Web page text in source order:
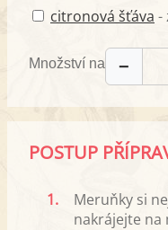
citronová šťáva -
Množství na −
POSTUP
1.
Meruňky si
nakrájejte na